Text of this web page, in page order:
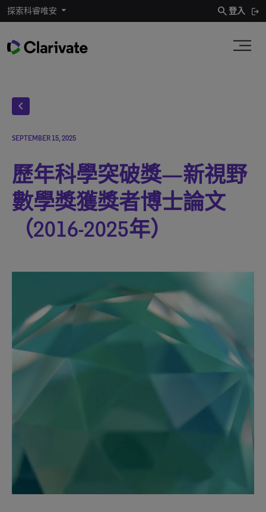
探索科睿唯安 search登入
chevron_left
SEPTEMBER 15, 2025
歷年科學突破獎—新視野
數學獎獲獎者博士論文
（2016-2025年）